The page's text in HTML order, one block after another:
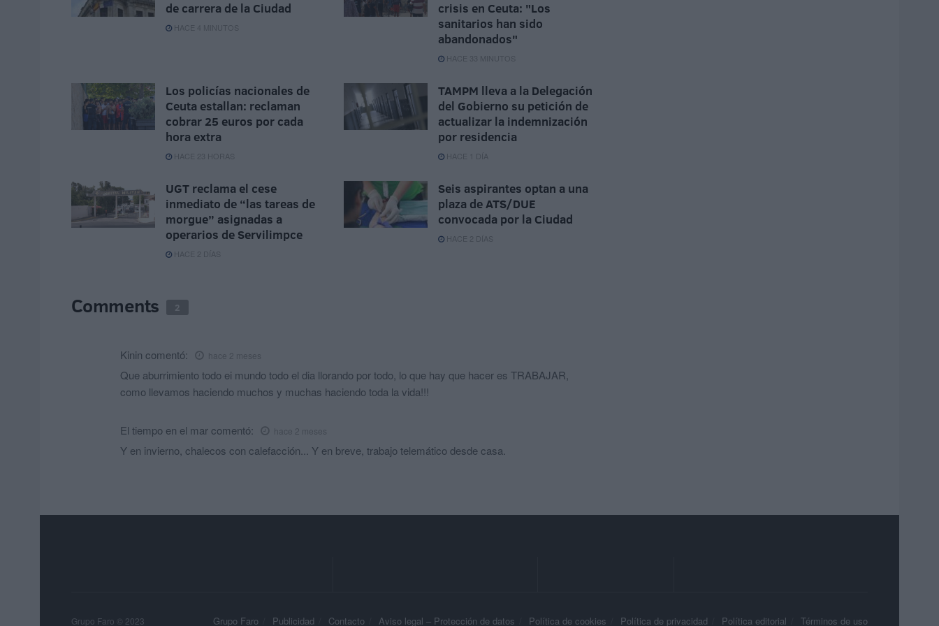
de carrera de la Ciudad
HACE 4 MINUTOS
crisis en Ceuta: "Los
sanitarios han sido
abandonados"
HACE 33 MINUTOS
Los policías nacionales de
Ceuta estallan: reclaman
cobrar 25 euros por cada
hora extra
HACE 23 HORAS
TAMPM lleva a la Delegación
del Gobierno su petición de
actualizar la indemnización
por residencia
HACE 1 DÍA
UGT reclama el cese
inmediato de “las tareas de
morgue” asignadas a
operarios de Servilimpce
HACE 2 DÍAS
Seis aspirantes optan a una
plaza de ATS/DUE
convocada por la Ciudad
HACE 2 DÍAS
Comments 2
Kinin comentó: hace 2 meses
Que aburrimiento todo ei mundo todo el dia llorando por todo, lo que hay que hacer es TRABAJAR,
como llevamos haciendo muchos y muchas haciendo toda la vida!!!
El tiempo en el mar comentó: hace 2 meses
Y en invierno, chalecos con calefacción... Y en breve, trabajo telemático desde casa.
Grupo Faro Publicidad Contacto Aviso legal – Protección de datos Política de cookies Política de privacidad Política editorial Términos de uso
Grupo Faro © 2023